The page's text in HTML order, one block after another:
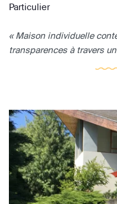
Particulier
« Maison individuelle
transparences à travers